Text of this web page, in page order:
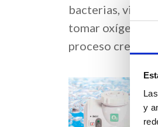
y
bacterias, virus,
tomar oxígeno
proceso crea